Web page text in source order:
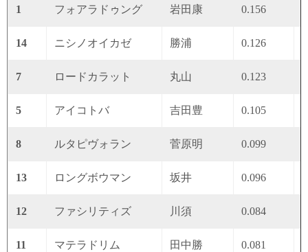
1 フォアラドゥング 岩田康 0.156
14 ニシノオイカゼ 勝浦 0.126
7 ロードカラット 丸山 0.123
5 アイコトバ 吉田豊 0.105
8 ルタピヴォラン 菅原明 0.099
13 ロングボウマン 坂井 0.096
12 ファシリティズ 川須 0.084
11 マテラドリム 田中勝 0.081